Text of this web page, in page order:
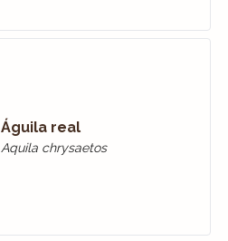
Águila real
Aquila chrysaetos